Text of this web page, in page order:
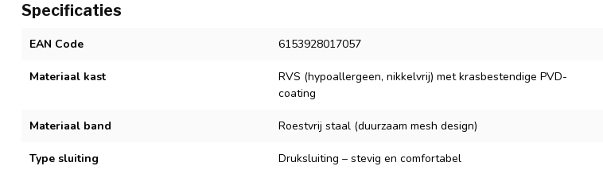
Specificaties
EAN Code 6153928017057
Materiaal kast
RVS (hypoallergeen, nikkelvrij) met krasbestendige PVD-
coating
Materiaal band Roestvrij staal (duurzaam mesh design)
Type sluiting Druksluiting – stevig en comfortabel